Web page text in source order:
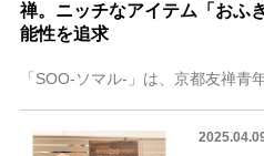
禅。ニッチなアイテム「おふ
能性を追求